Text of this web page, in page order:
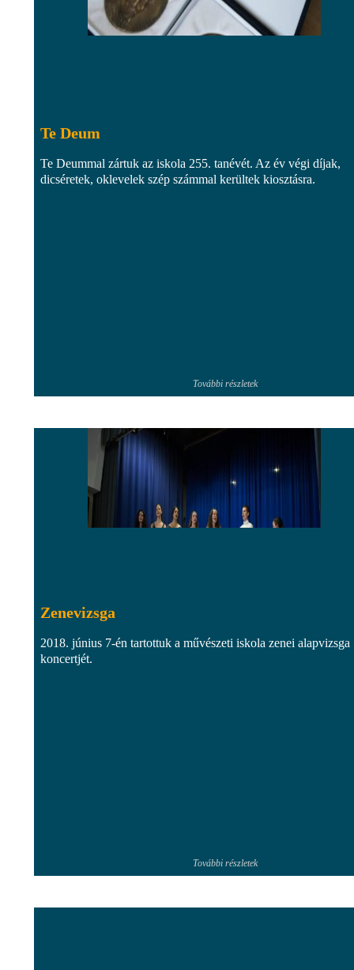
Te Deum
Te Deummal zártuk az iskola 255. tanévét. Az év végi díjak,
dicséretek, oklevelek szép számmal kerültek kiosztásra.
További részletek
Zenevizsga
2018. június 7-én tartottuk a művészeti iskola zenei alapvizsga
koncertjét.
További részletek